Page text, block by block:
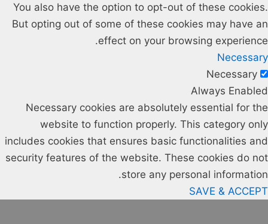
You also have the option to opt-out of these cookies.
But opting out of some of these cookies may have an
effect on your browsing experience.
Necessary
Necessary
Always Enabled
Necessary cookies are absolutely essential for the
website to function properly. This category only
includes cookies that ensures basic functionalities and
security features of the website. These cookies do not
store any personal information.
SAVE & ACCEPT